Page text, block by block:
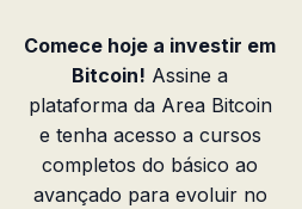
Comece hoje a investir em
Bitcoin! Assine a
plataforma da Area Bitcoin
e tenha acesso a cursos
completos do básico ao
avançado para evoluir no